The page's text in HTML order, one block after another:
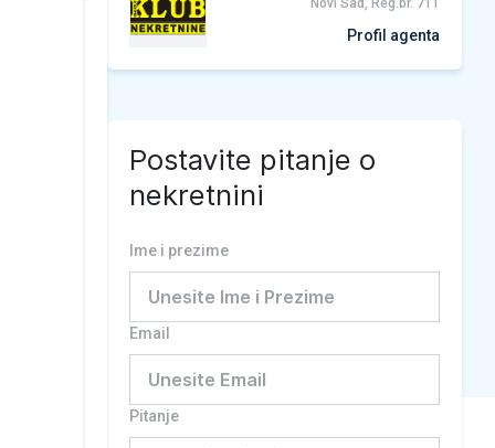
Novi Sad, Reg.br. 711
Profil agenta
Postavite pitanje o
nekretnini
Ime i prezime
Email
Pitanje